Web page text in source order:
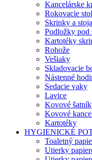
Kancelárske
Rokovacie
Skrinky a
Podložky pod
Kartotéky
Rohože
Vešiaky
Skladovacie
Nástenné
Sedacie vaky
Lavice
Kovové
Kovové
Kartotéky
HYGIENICKÉ
Toaletný
Utierky